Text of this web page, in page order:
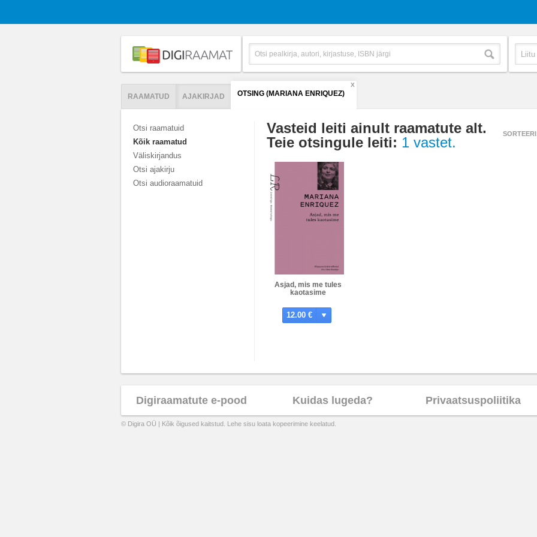
RAAMATUD AJAKIRJAD OTSING (MARIANA ENRIQUEZ)
X
Otsi raamatuid
Kõik raamatud
Väliskirjandus
Otsi ajakirju
Otsi audioraamatuid
Vasteid leiti ainult raamatute alt.
Teie otsingule leiti: 1 vastet.
Asjad, mis me tules
kaotasime
12.00 €
Digiraamatute e-pood Kuidas lugeda? Privaatsuspoliitika
© Digira OÜ | Kõik õigused kaitstud. Lehe sisu loata kopeerimine keelatud.